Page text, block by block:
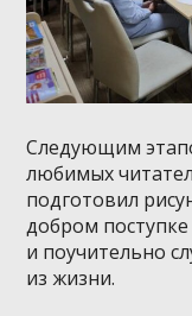
Следующим
любимых
подготовил
добром
и поучительно
из жизни.